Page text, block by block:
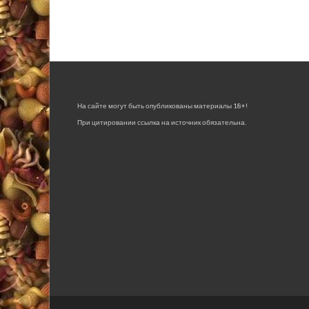
На сайте могут быть опубликованы материалы 18+!
При цитировании ссылка на источник обязательна.